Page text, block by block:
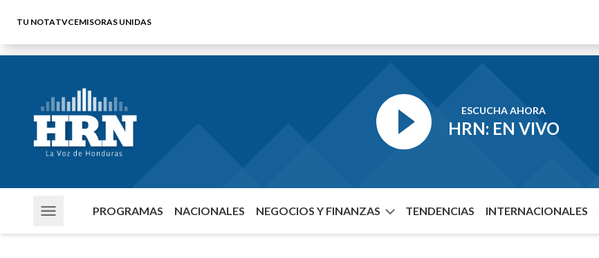
TU NOTATVCEMISORAS UNIDAS
ESCUCHA AHORA
HRN: EN VIVO
PROGRAMAS NACIONALES NEGOCIOS Y FINANZAS TENDENCIAS INTERNACIONALES